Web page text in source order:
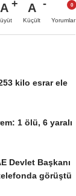
A A
Küçült Yorumlar
kilo esrar ele
1 ölü, 6 yaralı
Devlet Başkanı
görüştü